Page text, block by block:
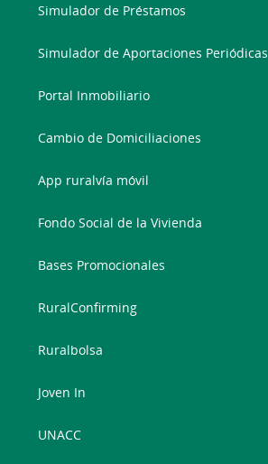
Simulador de Préstamos
Simulador de Aportaciones Periódicas
Portal Inmobiliario
Cambio de Domiciliaciones
App ruralvía móvil
Fondo Social de la Vivienda
Bases Promocionales
RuralConfirming
Ruralbolsa
Joven In
UNACC